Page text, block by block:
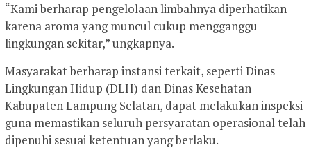
“Kami berharap pengelolaan limbahnya diperhatikan
karena aroma yang muncul cukup mengganggu
lingkungan sekitar,” ungkapnya.
Masyarakat berharap instansi terkait, seperti Dinas
Lingkungan Hidup (DLH) dan Dinas Kesehatan
Kabupaten Lampung Selatan, dapat melakukan inspeksi
guna memastikan seluruh persyaratan operasional telah
dipenuhi sesuai ketentuan yang berlaku.